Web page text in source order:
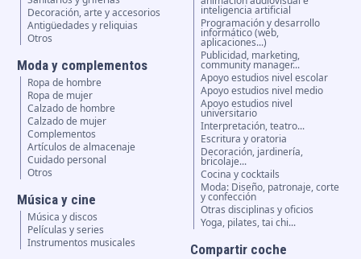
Decoración, arte y accesorios
Antigüedades y reliquias
Otros
Moda y complementos
Ropa de hombre
Ropa de mujer
Calzado de hombre
Calzado de mujer
Complementos
Artículos de almacenaje
Cuidado personal
Otros
Música y cine
Música y discos
Películas y series
Instrumentos musicales
inteligencia artificial
Programación y desarrollo
informático (web,
aplicaciones...)
Publicidad, marketing,
community manager...
Apoyo estudios nivel escolar
Apoyo estudios nivel medio
Apoyo estudios nivel
universitario
Interpretación, teatro...
Escritura y oratoria
Decoración, jardinería,
bricolaje...
Cocina y cocktails
Moda: Diseño, patronaje, corte
y confección
Otras disciplinas y oficios
Yoga, pilates, tai chi...
Compartir coche